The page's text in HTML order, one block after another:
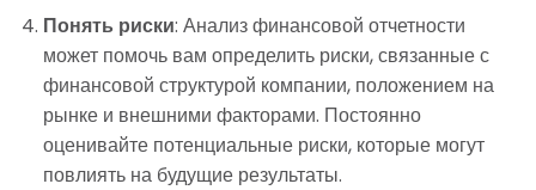
Понять риски: Анализ финансовой отчетности
может помочь вам определить риски, связанные с
финансовой структурой компании, положением на
рынке и внешними факторами. Постоянно
оценивайте потенциальные риски, которые могут
повлиять на будущие результаты.